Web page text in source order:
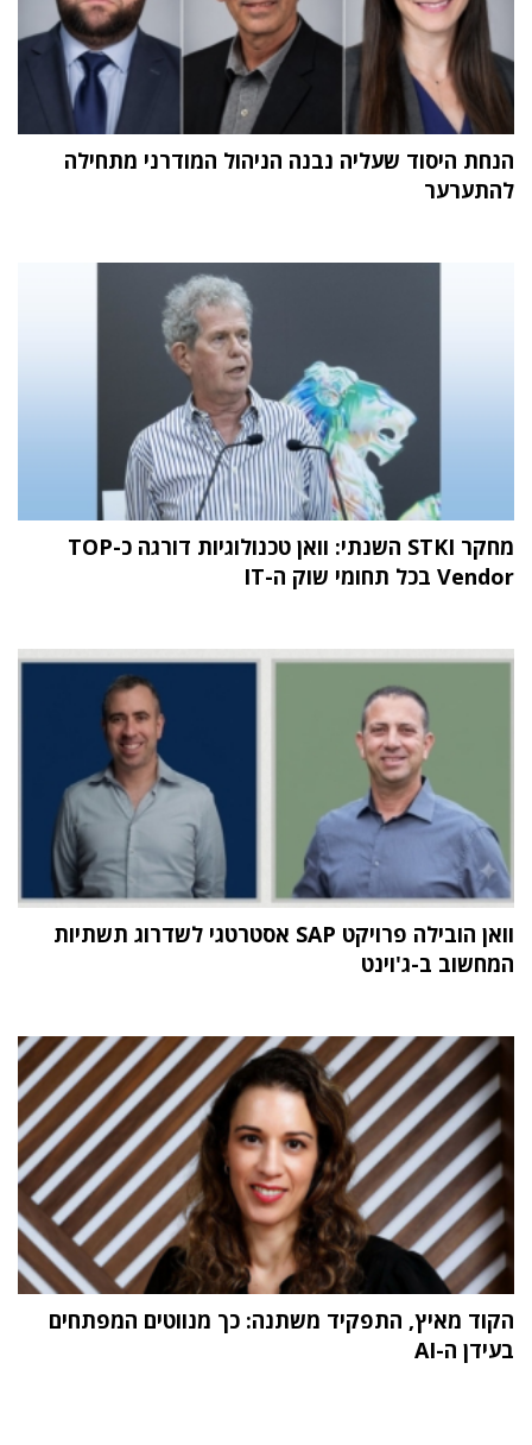
הנחת היסוד שעליה נבנה הניהול המודרני מתחילה
להתערער
מחקר STKI השנתי: וואן טכנולוגיות דורגה כ-TOP
Vendor בכל תחומי שוק ה-IT
וואן הובילה פרויקט SAP אסטרטגי לשדרוג תשתיות
המחשוב ב-ג'וינט
הקוד מאיץ, התפקיד משתנה: כך מנווטים המפתחים
בעידן ה-AI